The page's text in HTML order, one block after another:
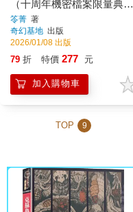
（十周年機密檔案限量典藏
版）
笭菁 著
奇幻基地 出版
2026/01/08 出版
79 折 特價 277 元
加入購物車
TOP 9